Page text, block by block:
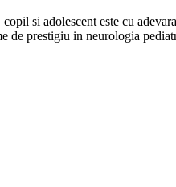
si adolescent este cu
de prestigiu in neurologia